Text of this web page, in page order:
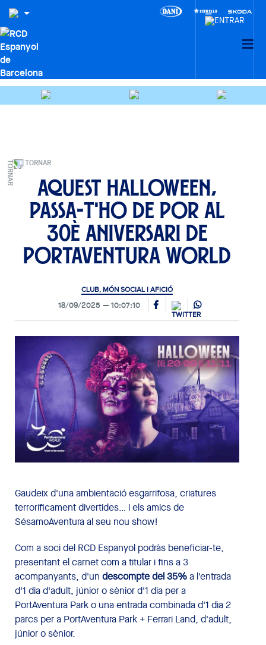
TORNAR
Aquest Halloween,
passa-t'ho de por al
30è aniversari de
PortAventura World
CLUB, MÓN SOCIAL I AFICIÓ
18/09/2025 10:07:10
Gaudeix d'una ambientació esgarrifosa, criatures
terroríficament divertides… i els amics de
SésamoAventura al seu nou show!
Com a soci del RCD Espanyol podràs beneficiar-te,
presentant el carnet com a titular i fins a 3
acompanyants, d'un descompte del 35%a l'entrada
d'1 dia d'adult, júnior o sènior d'1 dia per a
PortAventura Park o una entrada combinada d'1 dia 2
parcs per a PortAventura Park + Ferrari Land, d'adult,
júnior o sènior.